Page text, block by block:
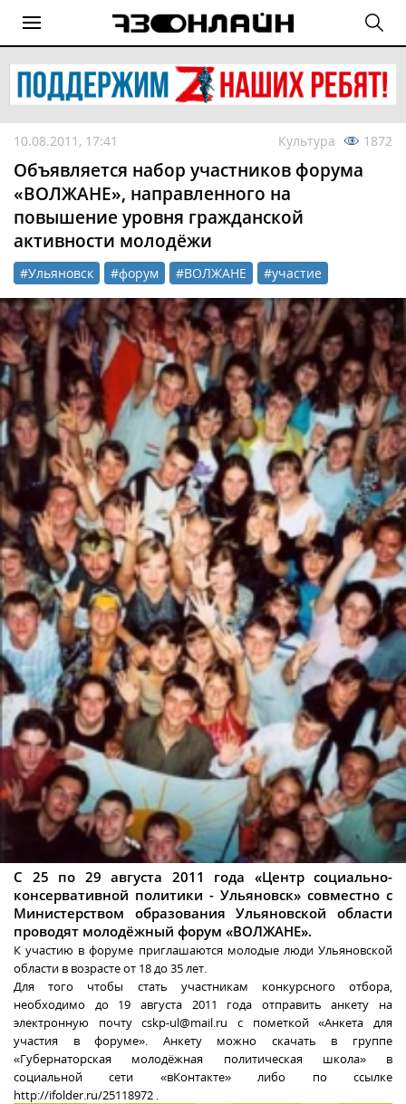
10.08.2011, 17:41 Культура 1872
Объявляется набор участников форума
«ВОЛЖАНЕ», направленного на
повышение уровня гражданской
активности молодёжи
#Ульяновск #форум #ВОЛЖАНЕ #участие
С 25 по 29 августа 2011 года «Центр социально-
консервативной политики - Ульяновск» совместно с
Министерством образования Ульяновской области
проводят молодёжный форум «ВОЛЖАНЕ».
К участию в форуме приглашаются молодые люди Ульяновской
области в возрасте от 18 до 35 лет.
Для того чтобы стать участникам конкурсного отбора,
необходимо до 19 августа 2011 года отправить анкету на
электронную почту cskp-ul@mail.ru с пометкой «Анкета для
участия в форуме». Анкету можно скачать в группе
«Губернаторская молодёжная политическая школа» в
социальной сети «вКонтакте» либо по ссылке
http://ifolder.ru/25118972 .